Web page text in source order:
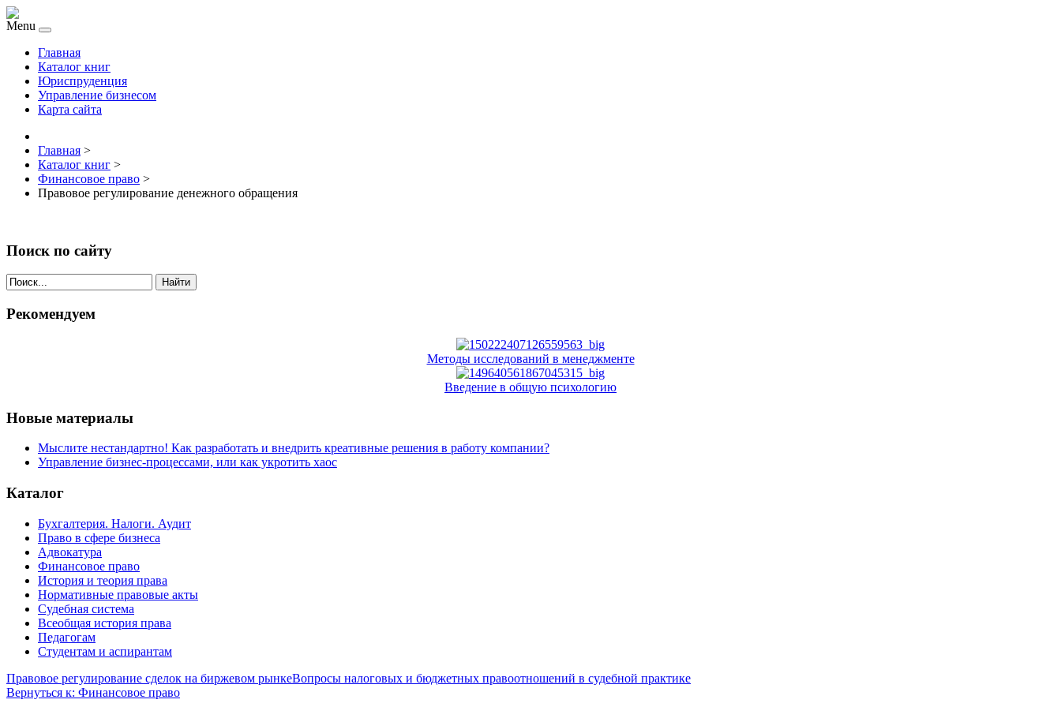
Menu
Главная
Каталог книг
Юриспруденция
Управление бизнесом
Карта сайта
Главная >
Каталог книг >
Финансовое право >
Правовое регулирование денежного обращения
Поиск по сайту
Найти
Рекомендуем
Методы исследований в менеджменте
Введение в общую психологию
Новые материалы
Мыслите нестандартно! Как разработать и внедрить креативные решения в работу компании?
Управление бизнес-процессами, или как укротить хаос
Каталог
Бухгалтерия. Налоги. Аудит
Право в сфере бизнеса
Адвокатура
Финансовое право
История и теория права
Нормативные правовые акты
Судебная система
Всеобщая история права
Педагогам
Студентам и аспирантам
Правовое регулирование сделок на биржевом рынкеВопросы налоговых и бюджетных правоотношений в судебной практике
Вернуться к: Финансовое право